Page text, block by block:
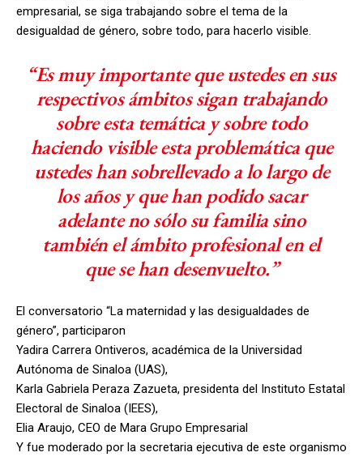
empresarial, se siga trabajando sobre el tema de la
desigualdad de género, sobre todo, para hacerlo visible.
“Es muy importante que ustedes en sus
respectivos ámbitos sigan trabajando
sobre esta temática y sobre todo
haciendo visible esta problemática que
ustedes han sobrellevado a lo largo de
los años y que han podido sacar
adelante no sólo su familia sino
también el ámbito profesional en el
que se han desenvuelto.”
El conversatorio “La maternidad y las desigualdades de
género”, participaron
Yadira Carrera Ontiveros, académica de la Universidad
Autónoma de Sinaloa (UAS),
Karla Gabriela Peraza Zazueta, presidenta del Instituto Estatal
Electoral de Sinaloa (IEES),
Elia Araujo, CEO de Mara Grupo Empresarial
Y fue moderado por la secretaria ejecutiva de este organismo